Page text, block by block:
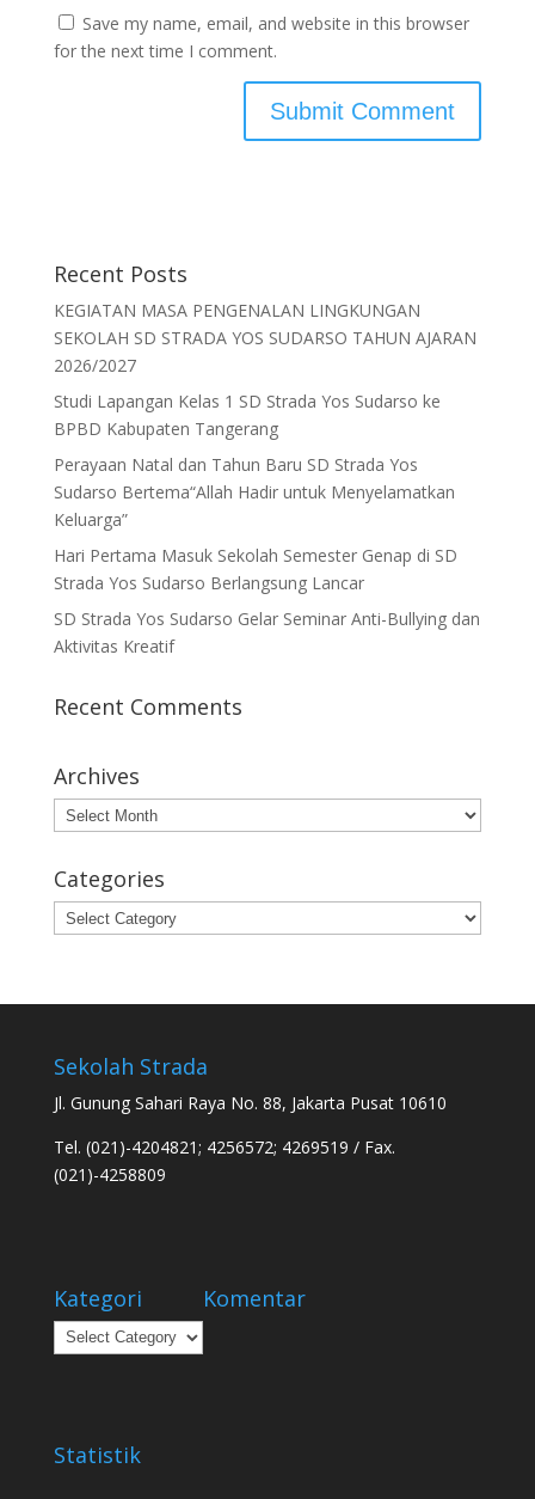
Save my name, email, and website in this browser
for the next time I comment.
Recent Posts
KEGIATAN MASA PENGENALAN LINGKUNGAN
SEKOLAH SD STRADA YOS SUDARSO TAHUN AJARAN
2026/2027
Studi Lapangan Kelas 1 SD Strada Yos Sudarso ke
BPBD Kabupaten Tangerang
Perayaan Natal dan Tahun Baru SD Strada Yos
Sudarso Bertema“Allah Hadir untuk Menyelamatkan
Keluarga”
Hari Pertama Masuk Sekolah Semester Genap di SD
Strada Yos Sudarso Berlangsung Lancar
SD Strada Yos Sudarso Gelar Seminar Anti-Bullying dan
Aktivitas Kreatif
Recent Comments
Archives
Archives
Categories
Categories
Sekolah Strada
Jl. Gunung Sahari Raya No. 88, Jakarta Pusat 10610
Tel. (021)-4204821; 4256572; 4269519 / Fax.
(021)-4258809
Kategori
Kategori
Komentar
Statistik